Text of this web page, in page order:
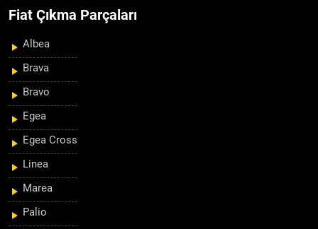
Fiat Çıkma Parçaları
Albea
Brava
Bravo
Egea
Egea Cross
Linea
Marea
Palio